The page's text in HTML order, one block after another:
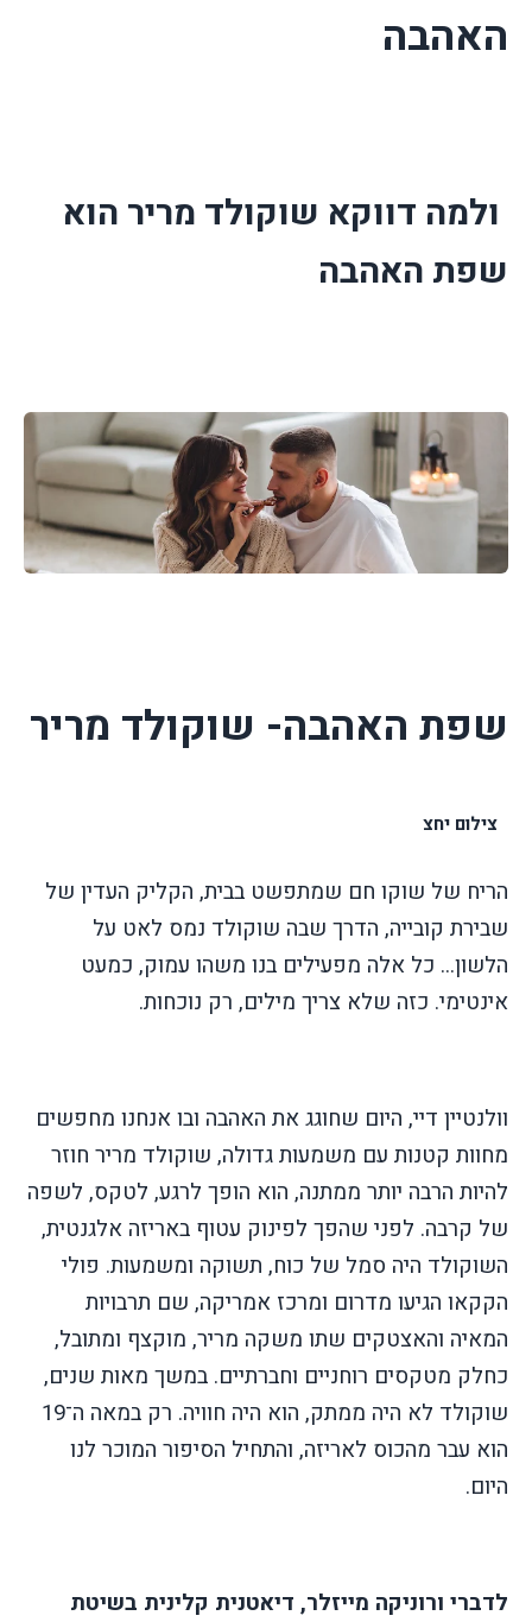
האהבה
ולמה דווקא שוקולד מריר הוא
שפת האהבה
שפת האהבה- שוקולד מריר
צילום יחצ
הריח של שוקו חם שמתפשט בבית, הקליק העדין של
שבירת קובייה, הדרך שבה שוקולד נמס לאט על
הלשון... כל אלה מפעילים בנו משהו עמוק, כמעט
אינטימי. כזה שלא צריך מילים, רק נוכחות.
וולנטיין דיי, היום שחוגג את האהבה ובו אנחנו מחפשים
מחוות קטנות עם משמעות גדולה, שוקולד מריר חוזר
להיות הרבה יותר ממתנה, הוא הופך לרגע, לטקס, לשפה
של קרבה. לפני שהפך לפינוק עטוף באריזה אלגנטית,
השוקולד היה סמל של כוח, תשוקה ומשמעות. פולי
הקקאו הגיעו מדרום ומרכז אמריקה, שם תרבויות
המאיה והאצטקים שתו משקה מריר, מוקצף ומתובל,
כחלק מטקסים רוחניים וחברתיים. במשך מאות שנים,
שוקולד לא היה ממתק, הוא היה חוויה. רק במאה ה־19
הוא עבר מהכוס לאריזה, והתחיל הסיפור המוכר לנו
היום.
לדברי ורוניקה מייזלר, דיאטנית קלינית בשיטת